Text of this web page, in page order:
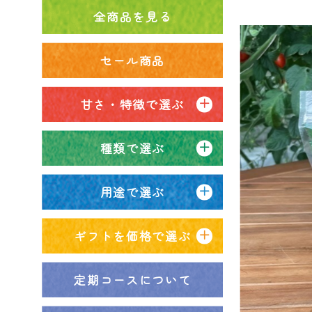
全商品を見る
セール商品
甘さ・特徴で選ぶ
種類で選ぶ
用途で選ぶ
ギフトを価格で選ぶ
定期コースについて